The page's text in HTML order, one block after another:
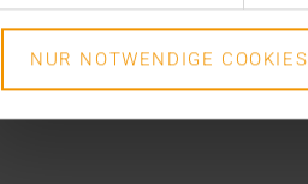
NUR NOTWENDIGE COOKIES